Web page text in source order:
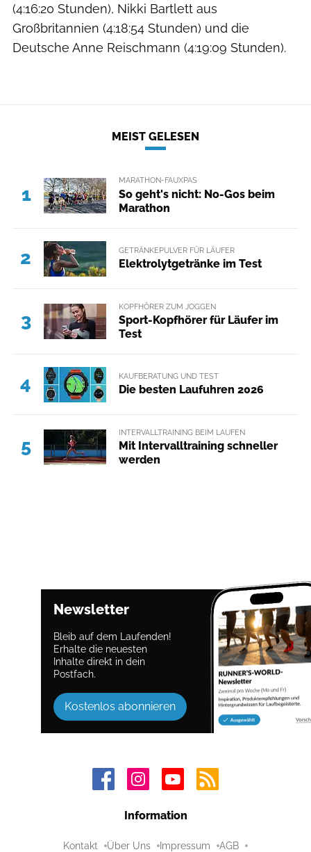
(4:16:20 Stunden), Nikki Bartlett aus
Großbritannien (4:18:54 Stunden) und die
Deutsche Anne Reischmann (4:19:09 Stunden).
MEIST GELESEN
1
MARATHON-FAUXPAS
So geht's nicht: No-Gos beim
Marathon
2 GETRÄNKEPULVER FÜR LÄUFER
Elektrolytgetränke im Test
3
KOPFHÖRER ZUM JOGGEN
Sport-Kopfhörer für Läufer im
Test
4 KAUFBERATUNG UND TEST
Die besten Laufuhren 2026
5
INTERVALLTRAINING BEIM LAUFEN
Mit Intervalltraining schneller
werden
Newsletter
Bleib auf dem Laufenden!
Erhalte die neuesten
Inhalte direkt in dein
Postfach.
Kostenlos abonnieren
Information
Kontakt Über Uns Impressum AGB